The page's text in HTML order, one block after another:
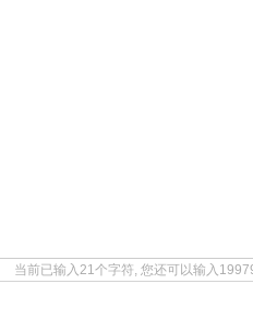
当前已输入21个字符, 您还可以输入